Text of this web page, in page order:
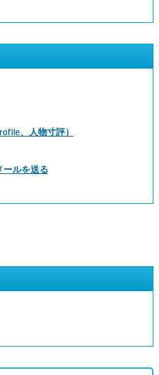
、人物寸評）
ールを送る